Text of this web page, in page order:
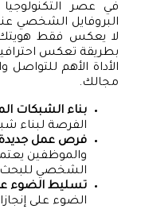
في عصر
البروفايل الشخصي
لا يعكس فقط هويتك
بطريقة تعكس
الأداة الأهم
مجالك.
بناء الشبكات
الفرصة لبناء
فرص عمل جديدة
والموظفين
الشخصي للبحث
تسليط الضوء
الضوء على